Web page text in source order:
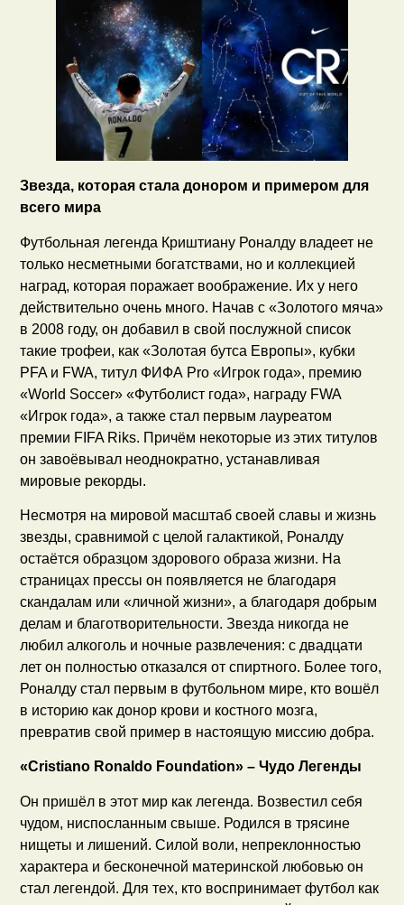
Звезда, которая стала донором и примером для
всего мира
Футбольная легенда Криштиану Роналду владеет не
только несметными богатствами, но и коллекцией
наград, которая поражает воображение. Их у него
действительно очень много. Начав с «Золотого мяча»
в 2008 году, он добавил в свой послужной список
такие трофеи, как «Золотая бутса Европы», кубки
PFA и FWA, титул ФИФА Pro «Игрок года», премию
«World Soccer» «Футболист года», награду FWA
«Игрок года», а также стал первым лауреатом
премии FIFA Riks. Причём некоторые из этих титулов
он завоёвывал неоднократно, устанавливая
мировые рекорды.
Несмотря на мировой масштаб своей славы и жизнь
звезды, сравнимой с целой галактикой, Роналду
остаётся образцом здорового образа жизни. На
страницах прессы он появляется не благодаря
скандалам или «личной жизни», а благодаря добрым
делам и благотворительности. Звезда никогда не
любил алкоголь и ночные развлечения: с двадцати
лет он полностью отказался от спиртного. Более того,
Роналду стал первым в футбольном мире, кто вошёл
в историю как донор крови и костного мозга,
превратив свой пример в настоящую миссию добра.
«Cristiano Ronaldo Foundation» – Чудо Легенды
Он пришёл в этот мир как легенда. Возвестил себя
чудом, ниспосланным свыше. Родился в трясине
нищеты и лишений. Силой воли, непреклонностью
характера и бесконечной материнской любовью он
стал легендой. Для тех, кто воспринимает футбол как